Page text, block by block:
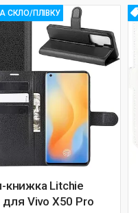
СКЛО/ПЛІВКУ
книжка Litchie
для Vivo X50 Pro